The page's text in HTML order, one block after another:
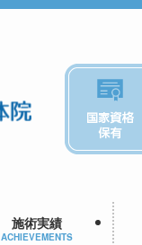
施術実績
ACHIEVEMENTS